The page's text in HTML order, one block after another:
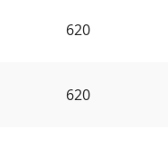
620
620